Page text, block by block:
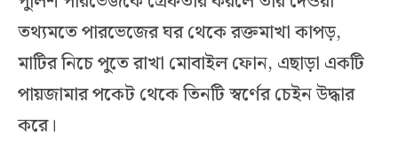
তথ্যমতে পারভেজের ঘর থেকে রক্তমাখা কাপড়,
মাটির নিচে পুতে রাখা মোবাইল ফোন, এছাড়া একটি
পায়জামার পকেট থেকে তিনটি স্বর্ণের চেইন উদ্ধার
করে।